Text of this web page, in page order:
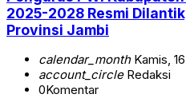
2025-2028 Resmi
Provinsi Jambi
calendar_monthKamis,
account_circleRedaksi
0Komentar